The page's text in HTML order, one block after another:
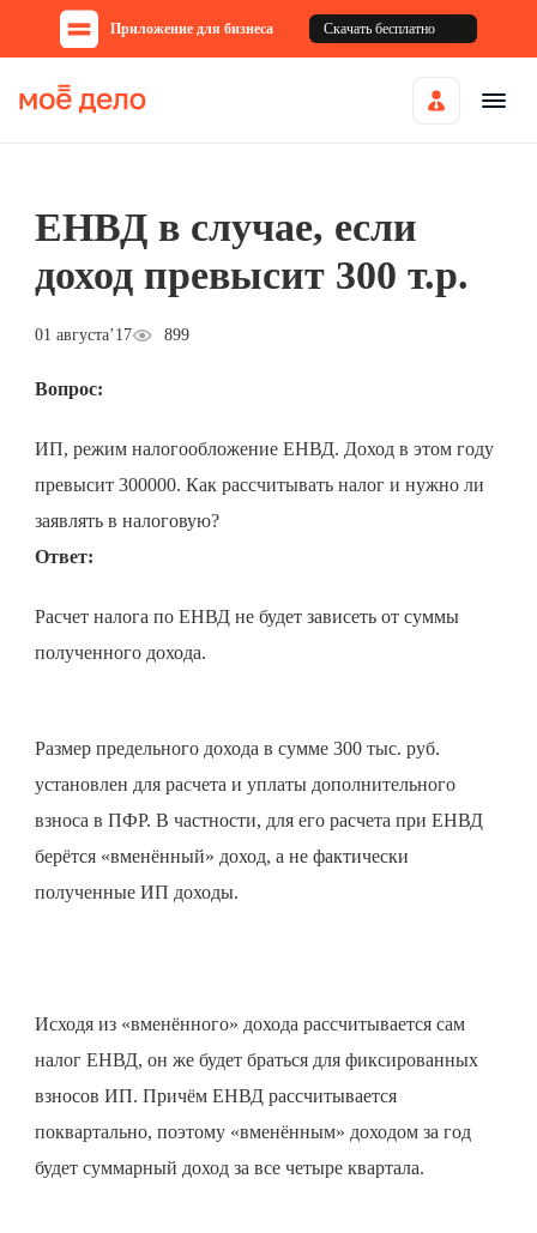
Приложение для бизнеса Скачать бесплатно
ЕНВД в случае, если
доход превысит 300 т.р.
01 августа’17 899
Вопрос:
ИП, режим налогообложение ЕНВД. Доход в этом году
превысит 300000. Как рассчитывать налог и нужно ли
заявлять в налоговую?
Ответ:
Расчет налога по ЕНВД не будет зависеть от суммы
полученного дохода.
Размер предельного дохода в сумме 300 тыс. руб.
установлен для расчета и уплаты дополнительного
взноса в ПФР. В частности, для его расчета при ЕНВД
берётся «вменённый» доход, а не фактически
полученные ИП доходы.
Исходя из «вменённого» дохода рассчитывается сам
налог ЕНВД, он же будет браться для фиксированных
взносов ИП. Причём ЕНВД рассчитывается
поквартально, поэтому «вменённым» доходом за год
будет суммарный доход за все четыре квартала.